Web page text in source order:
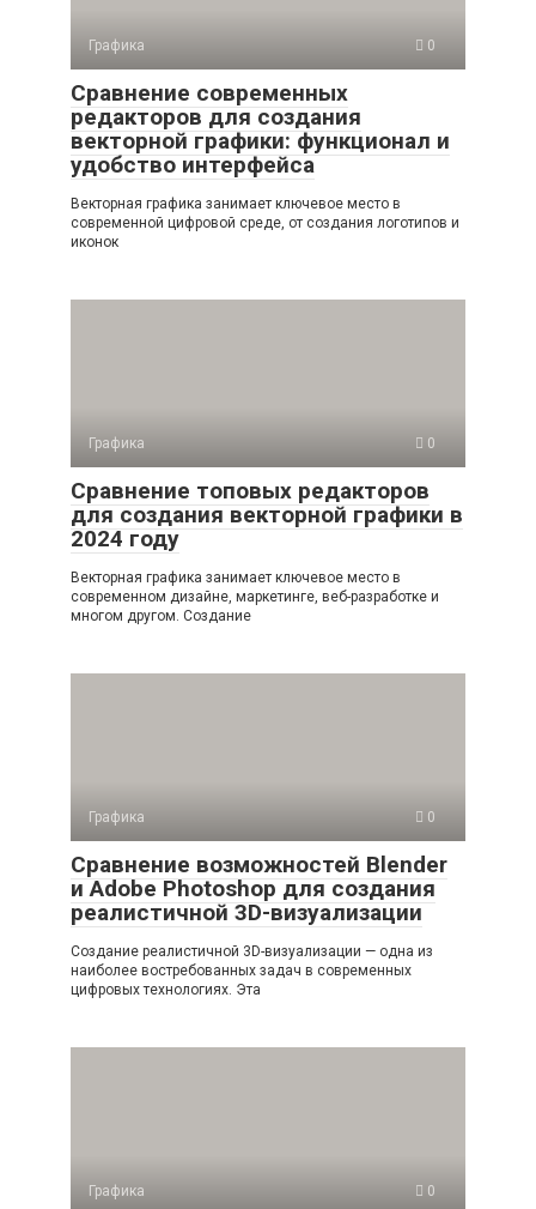
Графика 0
Сравнение современных
редакторов для создания
векторной графики: функционал и
удобство интерфейса
Векторная графика занимает ключевое место в
современной цифровой среде, от создания логотипов и
иконок
Графика 0
Сравнение топовых редакторов
для создания векторной графики в
2024 году
Векторная графика занимает ключевое место в
современном дизайне, маркетинге, веб-разработке и
многом другом. Создание
Графика 0
Сравнение возможностей Blender
и Adobe Photoshop для создания
реалистичной 3D-визуализации
Создание реалистичной 3D-визуализации — одна из
наиболее востребованных задач в современных
цифровых технологиях. Эта
Графика 0